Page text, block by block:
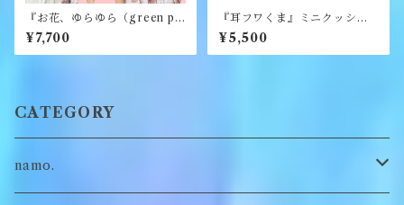
『お花、ゆらゆら（green pu
rple）』《merry yarn》
¥7,700
『耳フワくま』ミニクッショ
ン《むくり》
¥5,500
CATEGORY
namo.